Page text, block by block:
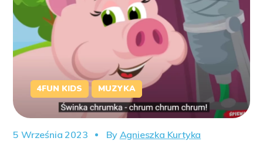
4FUN KIDS MUZYKA
5 Września 2023 By Agnieszka Kurtyka